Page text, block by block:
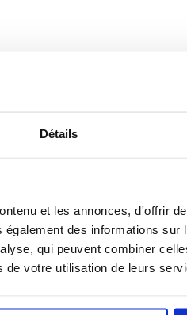
Détails
et les annonces, d'offrir
des informations sur
qui peuvent combiner
votre utilisation de leurs